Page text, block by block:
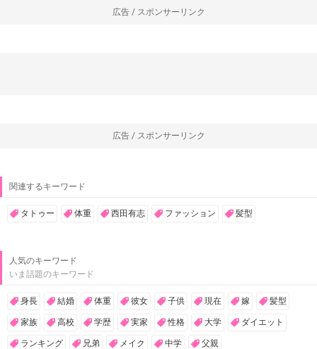
広告 / スポンサーリンク
広告 / スポンサーリンク
関連するキーワード
タトゥー 体重 西田有志 ファッション 髪型
人気のキーワード
いま話題のキーワード
身長 結婚 体重 彼女 子供 現在 嫁 髪型
家族 高校 学歴 実家 性格 大学 ダイエット
ランキング 兄弟 メイク 中学 父親